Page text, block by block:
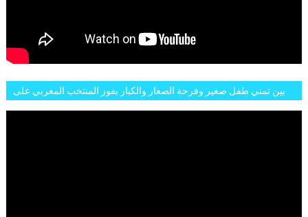
بين تمني طفل صغير وفرحة الصغار والكبار بفوز المنتخب المغربي على